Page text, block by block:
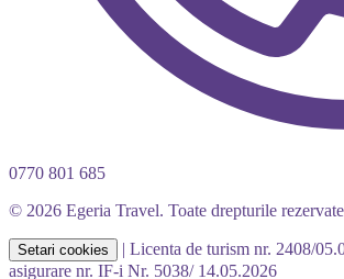
0770 801 685
© 2026 Egeria Travel. Toate drepturile
Setari cookies | Licenta de turism nr. 2408/
asigurare nr. IF-i Nr. 5038/ 14.05.2026